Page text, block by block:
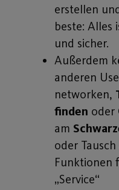
erstellen
beste: Alles
und sicher.
Außerdem
anderen
networken,
finden oder
am
oder
Funktionen
„Service“